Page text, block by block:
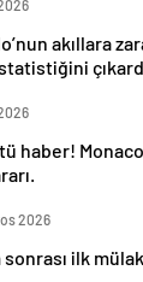
akıllara
haber!
2026
ilk